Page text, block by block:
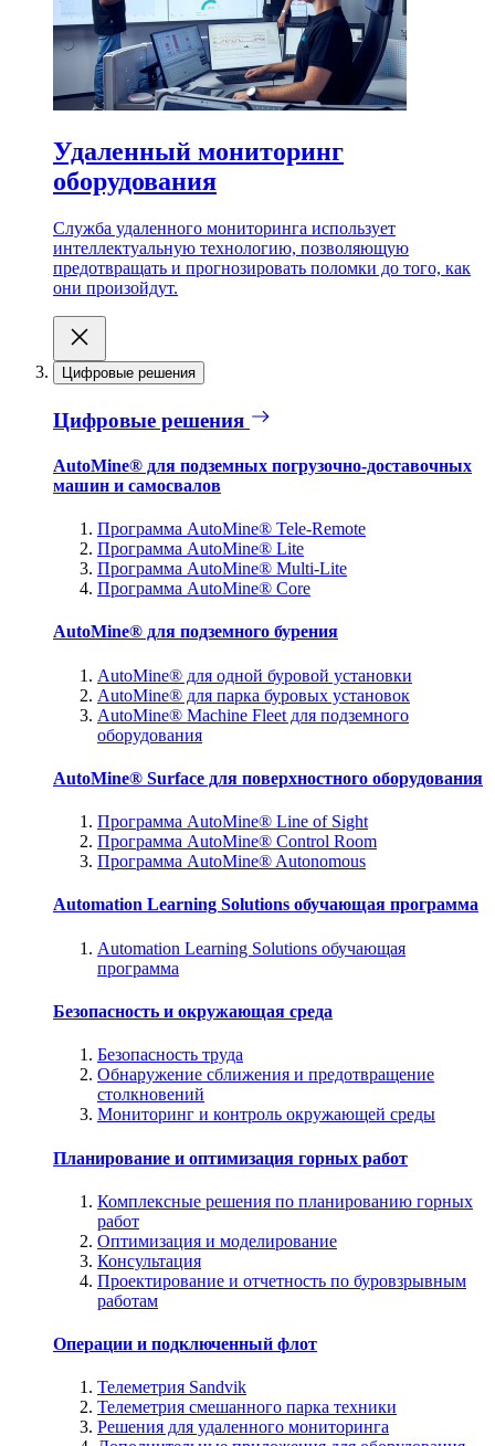
Удаленный мониторинг
оборудования
Служба удаленного мониторинга использует
интеллектуальную технологию, позволяющую
предотвращать и прогнозировать поломки до того, как
они произойдут.
Цифровые решения
Цифровые решения
AutoMine® для подземных погрузочно-доставочных
машин и самосвалов
Программа AutoMine® Tele-Remote
Программа AutoMine® Lite
Программа AutoMine® Multi-Lite
Программа AutoMine® Core
AutoMine® для подземного бурения
AutoMine® для одной буровой установки
AutoMine® для парка буровых установок
AutoMine® Machine Fleet для подземного
оборудования
AutoMine® Surface для поверхностного оборудования
Программа AutoMine® Line of Sight
Программа AutoMine® Control Room
Программа AutoMine® Autonomous
Automation Learning Solutions обучающая программа
Automation Learning Solutions обучающая
программа
Безопасность и окружающая среда
Безопасность труда
Обнаружение сближения и предотвращение
столкновений
Мониторинг и контроль окружающей среды
Планирование и оптимизация горных работ
Комплексные решения по планированию горных
работ
Оптимизация и моделирование
Консультация
Проектирование и отчетность по буровзрывным
работам
Операции и подключенный флот
Телеметрия Sandvik
Телеметрия смешанного парка техники
Решения для удаленного мониторинга